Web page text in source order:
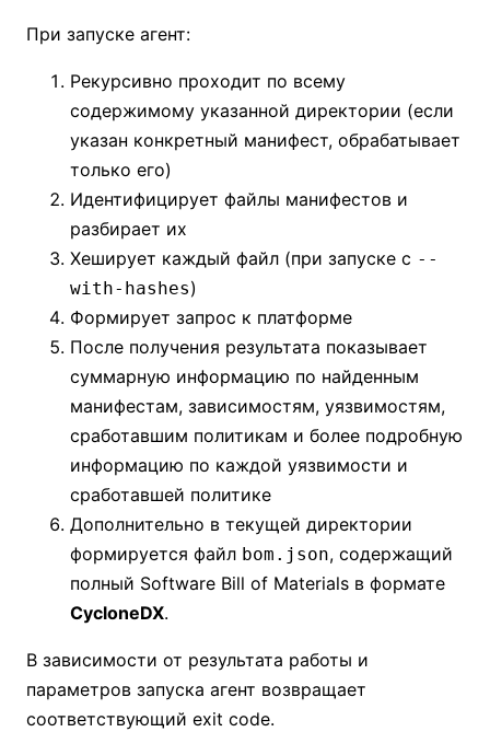
При запуске агент:
Рекурсивно проходит по всему
содержимому указанной директории (если
указан конкретный манифест, обрабатывает
только его)
Идентифицирует файлы манифестов и
разбирает их
Хеширует каждый файл (при запуске с --
with-hashes)
Формирует запрос к платформе
После получения результата показывает
суммарную информацию по найденным
манифестам, зависимостям, уязвимостям,
сработавшим политикам и более подробную
информацию по каждой уязвимости и
сработавшей политике
Дополнительно в текущей директории
формируется файл bom.json, содержащий
полный Software Bill of Materials в формате
CycloneDX.
В зависимости от результата работы и
параметров запуска агент возвращает
соответствующий exit code.